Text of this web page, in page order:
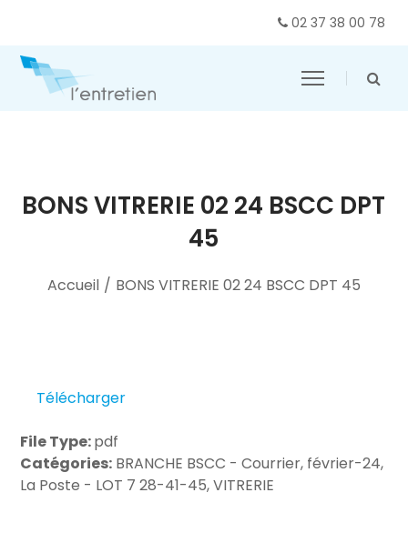
02 37 38 00 78
BONS VITRERIE 02 24 BSCC DPT
45
Accueil / BONS VITRERIE 02 24 BSCC DPT 45
Télécharger
File Type:pdf
Catégories: BRANCHE BSCC - Courrier, février-24,
La Poste - LOT 7 28-41-45, VITRERIE